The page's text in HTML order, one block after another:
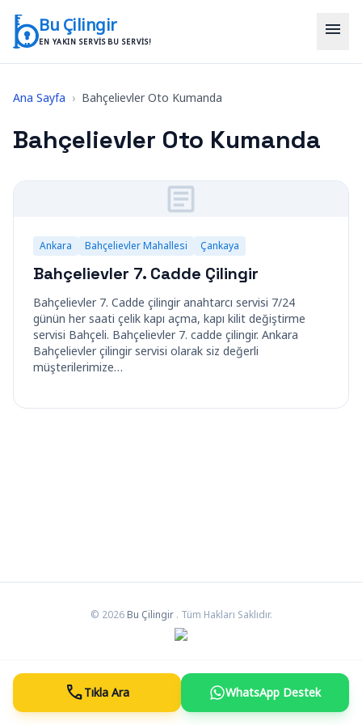
Bu Çilingir
EN YAKIN SERVIS BU SERVIS!
menu
Ana Sayfa › Bahçelievler Oto Kumanda
Bahçelievler Oto Kumanda
Ankara Bahçelievler Mahallesi Çankaya
Bahçelievler 7. Cadde Çilingir
Bahçelievler 7. Cadde çilingir anahtarcı servisi 7/24
günün her saati çelik kapı açma, kapı kilit değiştirme
servisi Bahçeli. Bahçelievler 7. cadde çilingir. Ankara
Bahçelievler çilingir servisi olarak siz değerli
müşterilerimize…
© 2026 Bu Çilingir . Tüm Hakları Saklıdır.
callTıkla Ara WhatsApp Destek